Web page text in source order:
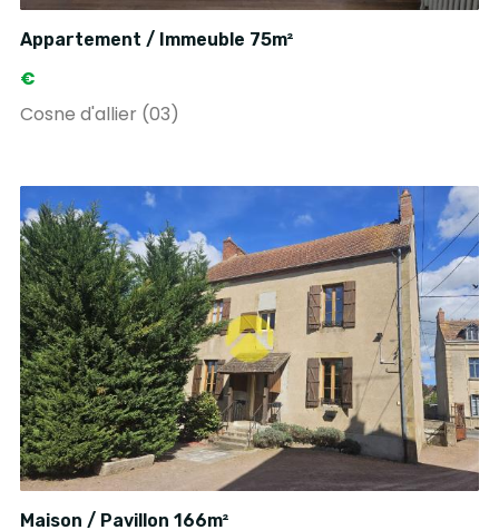
Appartement / Immeuble 75m²
€
Cosne d'allier (03)
Maison / Pavillon 166m²